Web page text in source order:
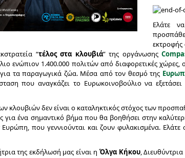
Ελάτε
“τέλος στα κλουβιά” της οργάνωσης
ενώπιον 1.400.000 πολιτών από διαφορετικές
τα παραγωγικά ζώα. Μέσα από τον θεσμό της
που αναγκάζει το Ευρωκοινοβούλιο να
κλουβιών δεν είναι ο καταληκτικός στόχος των
για ένα σημαντικό βήμα που θα βοηθήσει στην
Ευρώπη, που γεννιούνται και ζουν φυλακισμένα.
της εκδήλωσή μας είναι η Όλγα Κήκου,